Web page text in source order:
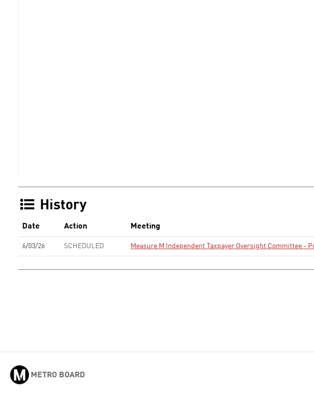
History
Date Action Meeting
6/03/26 SCHEDULED Measure M Independent Taxpayer Oversight Committee -
METRO BOARD